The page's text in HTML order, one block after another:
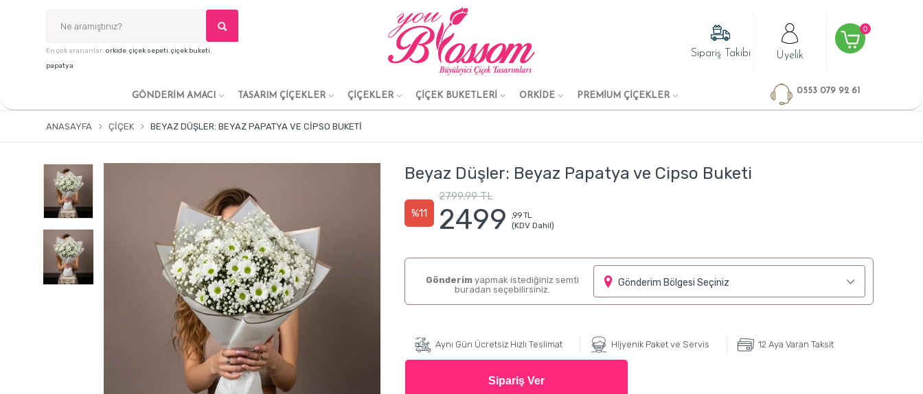
En çok arananlar: orkide,çiçek sepeti,çiçek buketi,
papatya
Sipariş Takibi Üyelik
0
GÖNDERİM AMACI TASARIM ÇİÇEKLER ÇİÇEKLER ÇİÇEK BUKETLERİ ORKİDE PREMİUM ÇİÇEKLER
0553 079 92 61
ANASAYFA ÇIÇEK BEYAZ DÜŞLER: BEYAZ PAPATYA VE CIPSO BUKETI
Beyaz Düşler: Beyaz Papatya ve Cipso Buketi
%11
2799,99 TL
2499
,99 TL
(KDV Dahil)
Gönderim yapmak istediğiniz semti
buradan seçebilirsiniz.
Gönderim Bölgesi Seçiniz
Aynı Gün Ücretsiz Hızlı Teslimat Hijyenik Paket ve Servis 12 Aya Varan Taksit
Sipariş Ver